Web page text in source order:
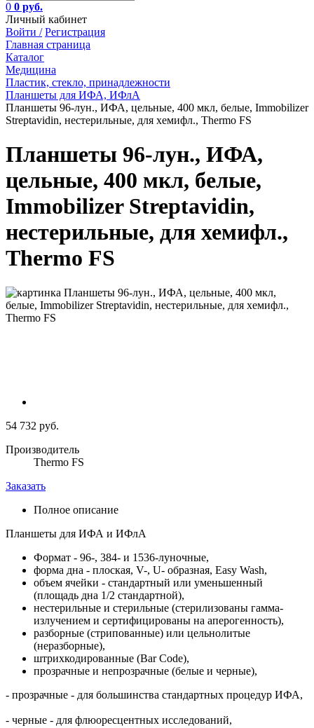
0 0 руб.
Личный кабинет
Войти / Регистрация
Главная страница
Каталог
Медицина
Пластик, стекло, принадлежности
Планшеты для ИФА, ИФлА
Планшеты 96-лун., ИФА, цельные, 400 мкл, белые, Immobilizer
Streptavidin, нестерильные, для хемифл., Thermo FS
Планшеты 96-лун., ИФА,
цельные, 400 мкл, белые,
Immobilizer Streptavidin,
нестерильные, для хемифл.,
Thermo FS
54 732 руб.
Производитель
Thermo FS
Заказать
Полное описание
Планшеты для ИФА и ИФлА
Формат - 96-, 384- и 1536-луночные,
форма дна - плоская, V-, U- образная, Easy Wash,
объем ячейки - стандартный или уменьшенный
(площадь дна 1/2 стандартной),
нестерильные и стерильные (стерилизованы гамма-
излучением и сертифицированы на аперогенность),
разборные (стрипованные) или цельнолитые
(неразборные),
штрихкодированные (Bar Code),
прозрачные и непрозрачные (белые и черные),
- прозрачные - для большинства стандартных процедур ИФА,
- черные - для флюоресцентных исследований,